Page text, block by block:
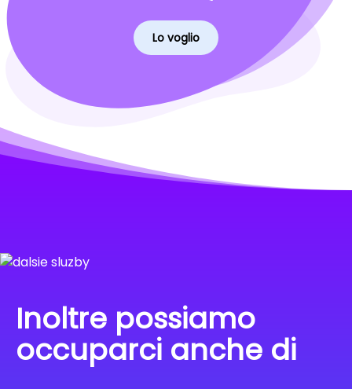
Lo voglio
Inoltre possiamo
occuparci anche di